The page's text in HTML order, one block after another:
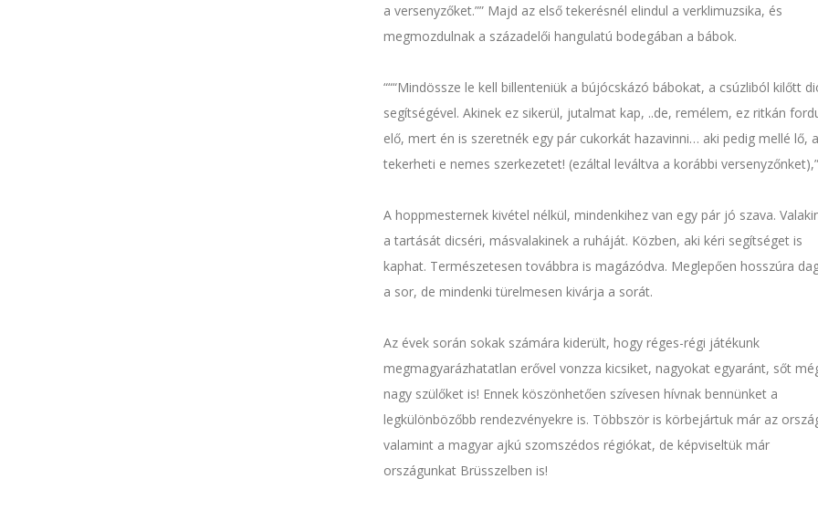
a versenyzőket.” Majd az első tekerésnél elindul a verklimuzsika, és
megmozdulnak a századelői hangulatú bodegában a bábok.
““Mindössze le kell billenteniük a bújócskázó bábokat, a csúzliból kilőtt
segítségével. Akinek ez sikerül, jutalmat kap, ..de, remélem, ez ritkán
elő, mert én is szeretnék egy pár cukorkát hazavinni… aki pedig mellé lő,
tekerheti e nemes szerkezetet! (ezáltal leváltva a korábbi
A hoppmesternek kivétel nélkül, mindenkihez van egy pár jó szava.
a tartását dicséri, másvalakinek a ruháját. Közben, aki kéri segítséget is
kaphat. Természetesen továbbra is magázódva. Meglepően hosszúra
a sor, de mindenki türelmesen kivárja a sorát.
Az évek során sokak számára kiderült, hogy réges-régi játékunk
megmagyarázhatatlan erővel vonzza kicsiket, nagyokat egyaránt, sőt
nagy szülőket is! Ennek köszönhetően szívesen hívnak bennünket a
legkülönbözőbb rendezvényekre is. Többször is körbejártuk már az
valamint a magyar ajkú szomszédos régiókat, de képviseltük már
országunkat Brüsszelben is!